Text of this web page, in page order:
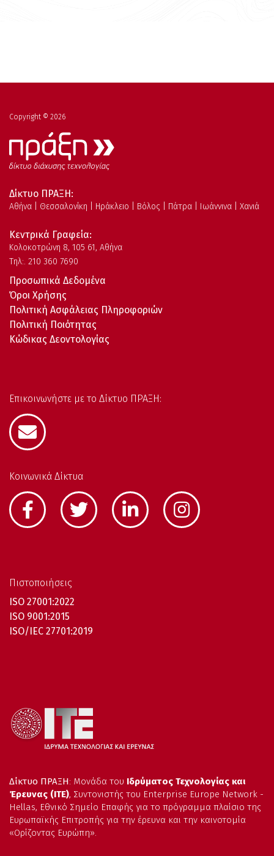
Copyright © 2026
Δίκτυο ΠΡΑΞΗ:
Αθήνα | Θεσσαλονίκη | Ηράκλειο | Βόλος | Πάτρα | Ιωάννινα | Χανιά
Κεντρικά Γραφεία:
Kολοκοτρώνη 8, 105 61, Αθήνα
Τηλ:. 210 360 7690
Προσωπικά Δεδομένα
Όροι Χρήσης
Πολιτική Ασφάλειας Πληροφοριών
Πολιτική Ποιότητας
Κώδικας Δεοντολογίας
Επικοινωνήστε με το Δίκτυο ΠΡΑΞΗ:
Κοινωνικά Δίκτυα
Πιστοποιήσεις
ISO 27001:2022
ISO 9001:2015
ISO/IEC 27701:2019
Δίκτυο ΠΡΑΞΗ: Μονάδα του Ιδρύματος Τεχνολογίας και
Έρευνας (ΙΤΕ), Συντονιστής του Enterprise Europe Network -
Hellas, Εθνικό Σημείο Επαφής για το πρόγραμμα πλαίσιο της
Ευρωπαϊκής Επιτροπής για την έρευνα και την καινοτομία
«Ορίζοντας Ευρώπη».